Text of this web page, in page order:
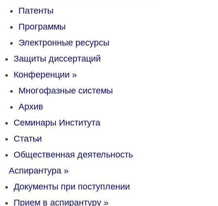
Патенты
Программы
Электронные ресурсы
Защиты диссертаций
Конференции »
Многофазные системы
Архив
Семинары Института
Статьи
Общественная деятельность
Аспирантура »
Документы при поступлении
Прием в аспирантуру »